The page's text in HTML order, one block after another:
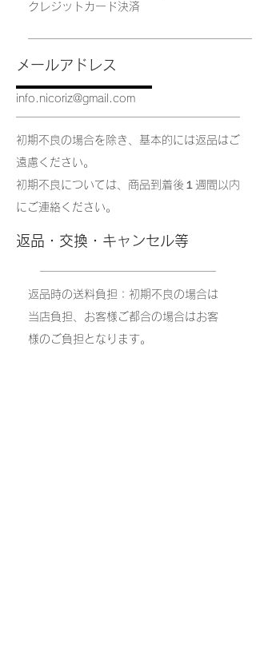
​クレジットカード決済
メールアドレス
info.nicoriz@gmail.com
初期不良の場合を除き、基本的には返品はご
遠慮ください。
​初期不良については、商品到着後１週間以内
にご連絡ください。
返品・交換・キャンセル等
返品時の送料負担：初期不良の場合は
当店負担、お客様ご都合の場合はお客
様のご負担となります。